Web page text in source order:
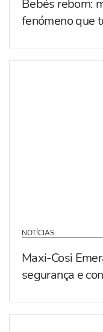
Bebés reborn:
fenómeno que
NOTÍCIAS
Maxi-Cosi
segurança e